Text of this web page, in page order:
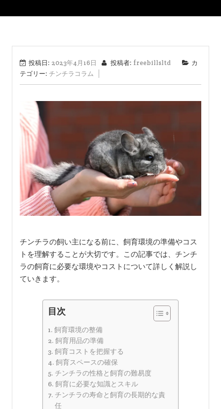
投稿日: 2023年4月16日 投稿者: freebillsltd
カ
テゴリー: チンチラコラム
チンチラの飼い主になる前に、飼育環境の準備やコス
トを理解することが大切です。この記事では、チンチ
ラの飼育に必要な環境やコストについて詳しく解説し
ていきます。
目次
飼育環境の整備
飼育用品の準備
飼育コストを把握する
飼育スペースの確保
チンチラの性格と飼育の難易度
飼育に必要な知識とスキル
チンチラの寿命と飼育の長期的な責
任